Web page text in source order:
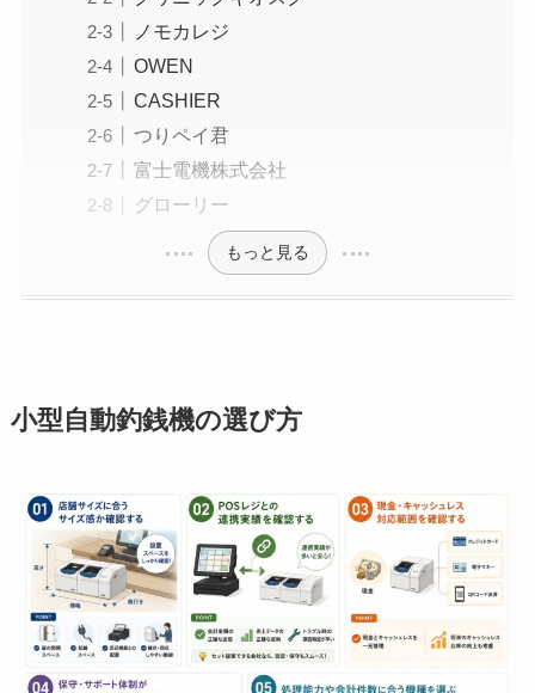
ノモカレジ
OWEN
CASHIER
つりペイ君
富士電機株式会社
グローリー
もっと見る
小型自動釣銭機の選び方